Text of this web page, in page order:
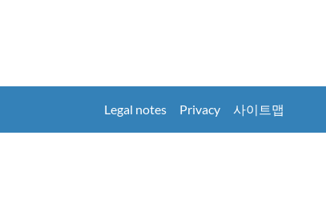
Legal notes Privacy 사이트맵